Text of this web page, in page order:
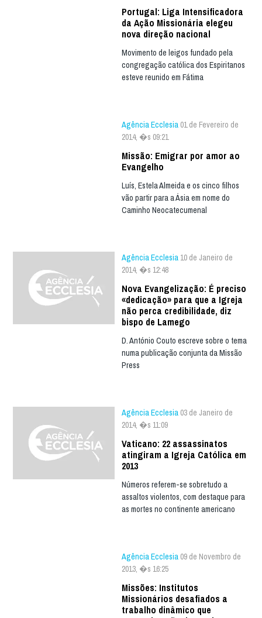
Portugal: Liga Intensificadora
da Ação Missionária elegeu
nova direção nacional
Movimento de leigos fundado pela
congregação católica dos Espiritanos
esteve reunido em Fátima
Agência Ecclesia 01 de Fevereiro de
2014, �s 09:21
Missão: Emigrar por amor ao
Evangelho
Luís, Estela Almeida e os cinco filhos
vão partir para a Ásia em nome do
Caminho Neocatecumenal
Agência Ecclesia 10 de Janeiro de
2014, �s 12:48
Nova Evangelização: É preciso
«dedicação» para que a Igreja
não perca credibilidade, diz
bispo de Lamego
D. António Couto escreve sobre o tema
numa publicação conjunta da Missão
Press
Agência Ecclesia 03 de Janeiro de
2014, �s 11:09
Vaticano: 22 assassinatos
atingiram a Igreja Católica em
2013
Números referem-se sobretudo a
assaltos violentos, com destaque para
as mortes no continente americano
Agência Ecclesia 09 de Novembro de
2013, �s 16:25
Missões: Institutos
Missionários desafiados a
trabalho dinâmico que